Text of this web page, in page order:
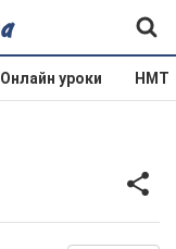
Онлайн уроки НМТ